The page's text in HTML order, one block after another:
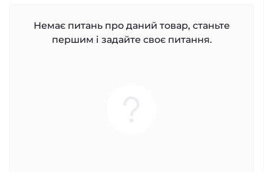
Немає питань про даний товар, станьте
першим і задайте своє питання.